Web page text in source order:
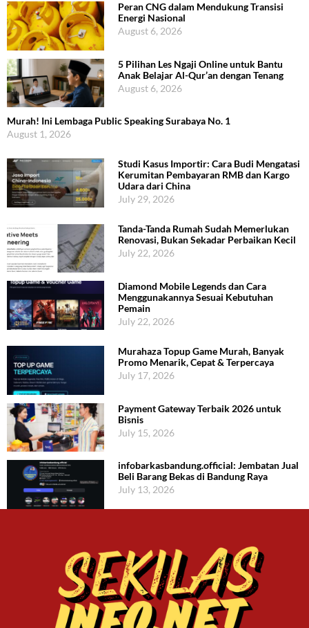
Peran CNG dalam Mendukung Transisi
Energi Nasional
August 6, 2026
5 Pilihan Les Ngaji Online untuk Bantu
Anak Belajar Al-Qur’an dengan Tenang
August 6, 2026
Murah! Ini Lembaga Public Speaking Surabaya No. 1
August 1, 2026
Studi Kasus Importir: Cara Budi Mengatasi
Kerumitan Pembayaran RMB dan Kargo
Udara dari China
July 29, 2026
Tanda-Tanda Rumah Sudah Memerlukan
Renovasi, Bukan Sekadar Perbaikan Kecil
July 22, 2026
Diamond Mobile Legends dan Cara
Menggunakannya Sesuai Kebutuhan
Pemain
July 22, 2026
Murahaza Topup Game Murah, Banyak
Promo Menarik, Cepat & Terpercaya
July 17, 2026
Payment Gateway Terbaik 2026 untuk
Bisnis
July 15, 2026
infobarkasbandung.official: Jembatan Jual
Beli Barang Bekas di Bandung Raya
July 13, 2026